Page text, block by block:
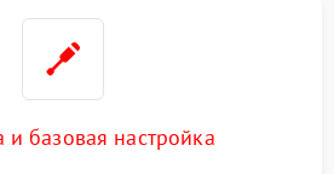
и базовая настройка